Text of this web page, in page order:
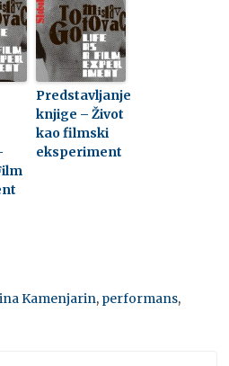
Predstavljanje
knjige – Život
kao filmski
eksperiment
Kamenjarin, performans,